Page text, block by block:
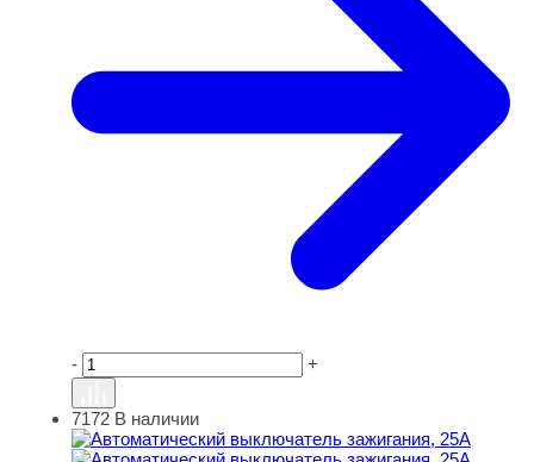
- +
Автоматический выключатель зажигания, 25А
7172 В наличии